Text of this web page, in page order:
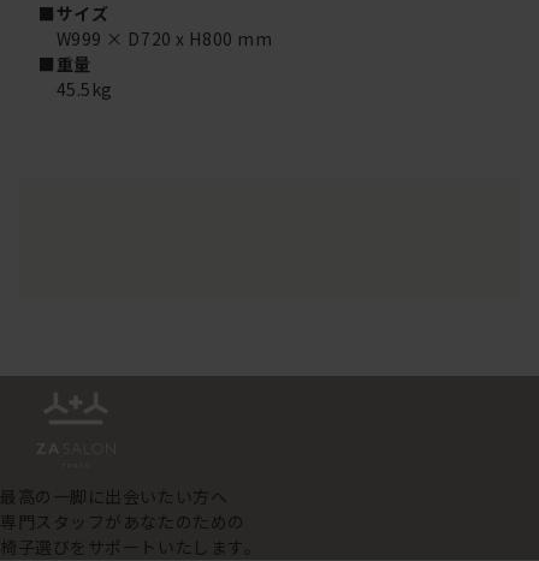
■サイズ
W999 × D720 x H800 mm
■重量
45.5kg
最高の一脚に出会いたい方へ
専門スタッフがあなたのための
椅子選びをサポートいたします。